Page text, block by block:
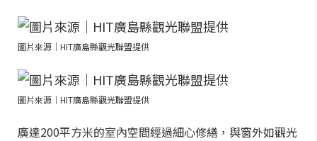
圖片來源｜HIT廣島縣觀光聯盟提供
圖片來源｜HIT廣島縣觀光聯盟提供
廣達200平方米的室內空間經過細心修繕，與窗外如觀光